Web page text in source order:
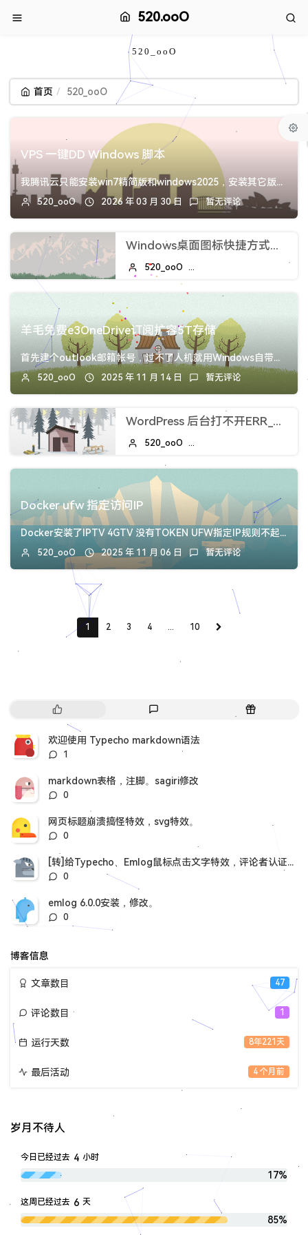
520.ooO
520_ooO
首页 520_ooO
VPS 一键DD Windows 脚本
我腾讯云只能安装win7精简版和windows2025，安装其它版本出错蓝屏，安装时间大约需要1小时通过VNC查看是否安装成功或者蓝屏。下载（当前系统是 ...
520_ooO 2026 年 03 月 30 日 暂无评论
Windows桌面图标快捷方式带白色小方块，下载Dism++解决。
520_ooO
羊毛免费e3OneDrive订阅扩容5T存储
首先建个outlook邮箱帐号，过不了人机就用Windows自带的outlook邮箱软件注册。outlook邮箱：https://www.microsof...
520_ooO 2025 年 11 月 14 日 暂无评论
WordPress 后台打不开ERR_SSL_VERSION_OR_CIPHER_MISMATCH
520_ooO
Docker ufw 指定访问IP
Docker安装了IPTV 4GTV 没有TOKEN UFW指定IP规则不起作用，人人都能访问流量顶不住。直接改/etc/docker/daemon.js...
520_ooO 2025 年 11 月 06 日 暂无评论
1 2 3 4 ... 10
热
门
文
章
评
随
欢迎使用 Typecho markdown语法
评
数：
1
markdown表格，注脚。sagiri修改
评
数：
0
网页标题崩溃搞怪特效，svg特效。
评
数：
0
[转]给Typecho、Emlog鼠标点击文字特效，评论者认证插件。
评
数：
0
emlog 6.0.0安装，修改。
评
0
博客信息
47
文章数目
1
评论数目
8年221天
运行天数
4 个月前
最后活动
岁月不待人
今日已经过去 4 小时
17%
这周已经过去 6 天
85%